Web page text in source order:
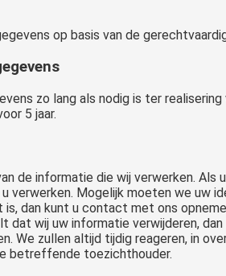
op basis van de
zo lang als nodig is ter
5 jaar.
de informatie die wij verwerken.
verwerken. Mogelijk moeten we
is, dan kunt u contact met ons
dat wij uw informatie verwijderen,
We zullen altijd tijdig reageren, in
betreffende toezichthouder.